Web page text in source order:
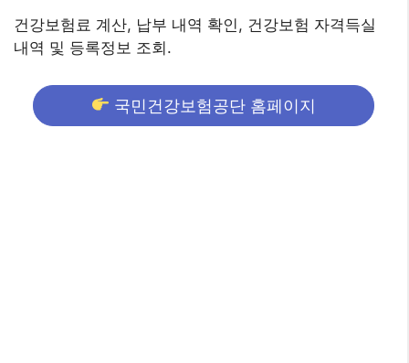
건강보험료 계산, 납부 내역 확인, 건강보험 자격득실
내역 및 등록정보 조회.
국민건강보험공단 홈페이지